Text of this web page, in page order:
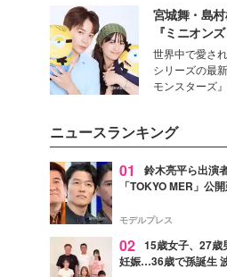
な美容の常識
性を秘めた、
Capturing Skin
プチャリング
技術を、花王
宮城舞・島
『ミニオン
ズ』の魅力
だけじゃな
動
世界中で愛さ
シリーズの最
モンスターズ
デルの宮城舞
談をお届け！
ら、今作なら
の感動をもた
た。
ニュースランキング
01
鈴木亮平ら出演
「TOKYO MER」公
最大の敬意とエールを
モデルプレス
02 15歳女子、27歳
妊娠…36歳で孫誕生